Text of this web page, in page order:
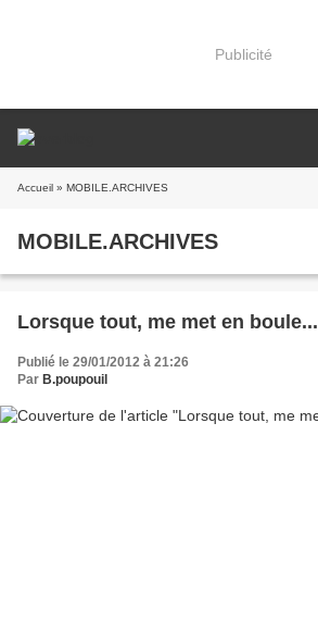
Publicité
Accueil » MOBILE.ARCHIVES
MOBILE.ARCHIVES
Lorsque tout, me met en boule...
Publié le 29/01/2012 à 21:26
Par B.poupouil